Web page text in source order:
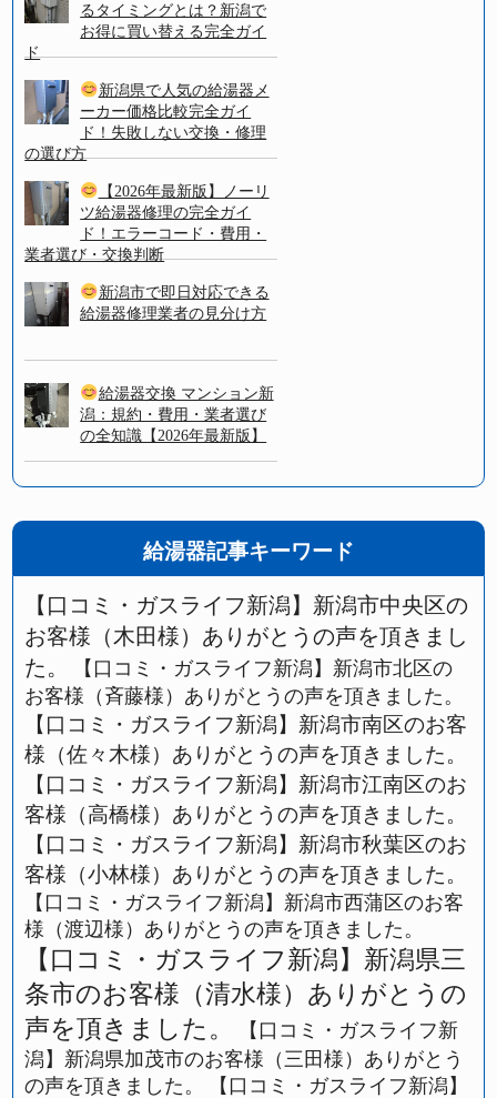
るタイミングとは？新潟で
お得に買い替える完全ガイ
ド
新潟県で人気の給湯器メ
ーカー価格比較完全ガイ
ド！失敗しない交換・修理
の選び方
【2026年最新版】ノーリ
ツ給湯器修理の完全ガイ
ド！エラーコード・費用・
業者選び・交換判断
新潟市で即日対応できる
給湯器修理業者の見分け方
給湯器交換 マンション新
潟：規約・費用・業者選び
の全知識【2026年最新版】
給湯器記事キーワード
【口コミ・ガスライフ新潟】新潟市中央区の
お客様（木田様）ありがとうの声を頂きまし
た。
【口コミ・ガスライフ新潟】新潟市北区の
お客様（斉藤様）ありがとうの声を頂きました。
【口コミ・ガスライフ新潟】新潟市南区のお客
様（佐々木様）ありがとうの声を頂きました。
【口コミ・ガスライフ新潟】新潟市江南区のお
客様（高橋様）ありがとうの声を頂きました。
【口コミ・ガスライフ新潟】新潟市秋葉区のお
客様（小林様）ありがとうの声を頂きました。
【口コミ・ガスライフ新潟】新潟市西蒲区のお客
様（渡辺様）ありがとうの声を頂きました。
【口コミ・ガスライフ新潟】新潟県三
条市のお客様（清水様）ありがとうの
声を頂きました。
【口コミ・ガスライフ新
潟】新潟県加茂市のお客様（三田様）ありがとう
の声を頂きました。
【口コミ・ガスライフ新潟】